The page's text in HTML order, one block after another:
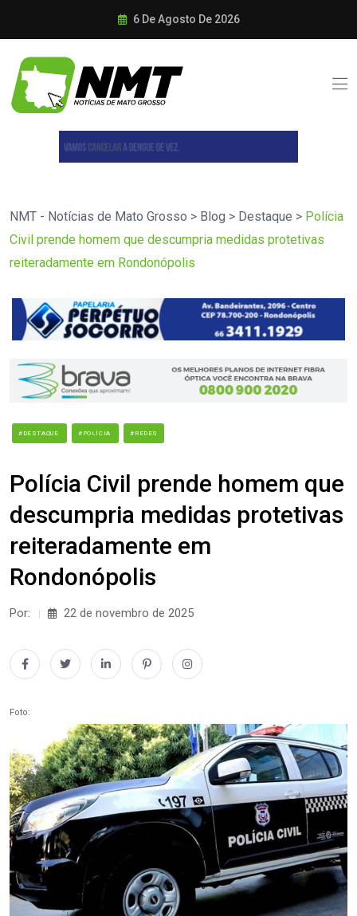
6 De Agosto De 2026
NMT - Notícias de Mato Grosso > Blog > Destaque > Polícia
Civil prende homem que descumpria medidas protetivas
reiteradamente em Rondonópolis
#DESTAQUE #POLÍCIA #REDES
Polícia Civil prende homem que
descumpria medidas protetivas
reiteradamente em
Rondonópolis
Por: 22 de novembro de 2025
Foto: